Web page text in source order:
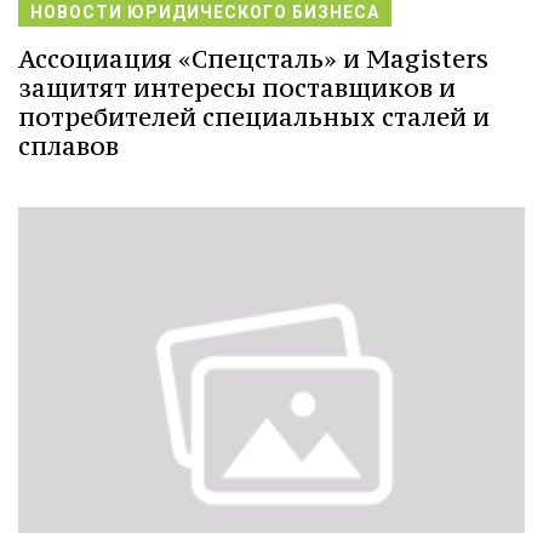
НОВОСТИ ЮРИДИЧЕСКОГО БИЗНЕСА
Ассоциация «Спецсталь» и Magisters
защитят интересы поставщиков и
потребителей специальных сталей и
сплавов